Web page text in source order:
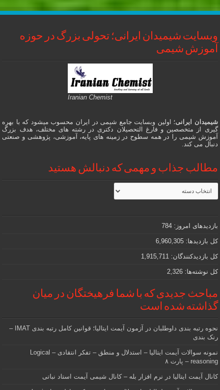
وبسایت شیمیدان ایرانی؛ تحولی بزرگ در حوزه
آموزش شیمی
Iranian Chemist
شیمیدان ایرانی؛ اولین وبسایت جامع شیمی در ایران محسوب میشود که با بهره
گیری از متخصصین و فارغ التحصیلان دکتری در رشته های مختلف، هدف بزرگ
آموزش شیمی را در همه سطوح در زمینه های پایه، آموزشی، پژوهشی و صنعتی
دنبال می کند.
مطالب جذاب و مهمی که دنبالش هستید
مطالب
جذاب
و
که
دنبالش
هستید
بازدیدهای امروز:784
کل بازدیدها:6,960,305
کل بازدیدکنند‌گان: 1,915,711
کل نوشته‌ها:2,326
مباحث جدیدی که با شما فرهیختگان در میان
گذاشته شده است
نحوه رتبه بندی داوطلبان در آزمون آیمت ایتالیا؛ قوانین کامل رتبه بندی IMAT –
رنک بندی
نمونه سوالات آیمت ایتالیا – استدلال و منطق – تفکر انتقادی – Logical
reasoning – پارت ۸
کانال آیمت ایتالیا در نرم افزار بله – کانال شیمی آیمت استاد نباتی